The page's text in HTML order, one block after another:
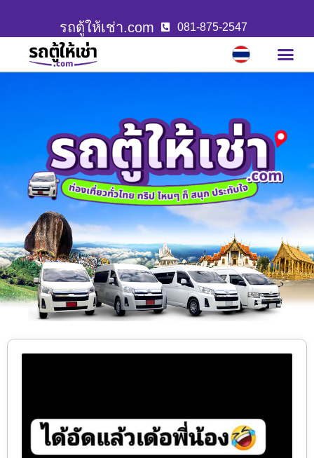
รถตู้ให้เช่า.com 081-875-2547